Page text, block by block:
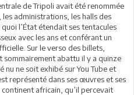
de Tripoli avait été renommée
administrations, les halls des
l’État étendait ses tentacules
avec les ans et conférant un
Sur le verso des billets,
sommairement abattu il y a quinze
ne soit exhibé sur You Tube et
représenté dans ses œuvres et ses
africain, qu’il percevait